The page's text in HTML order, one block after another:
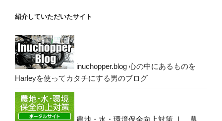
紹介していただいたサイト
inuchopper.blog 心の中にあるものを
Harleyを使ってカタチにする男のブログ
農地・水・環境保全向上対策 ｜ 農